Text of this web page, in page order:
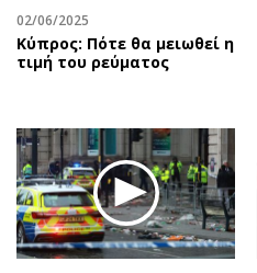
02/06/2025
Κύπρος: Πότε θα μειωθεί η
τιμή του ρεύματος